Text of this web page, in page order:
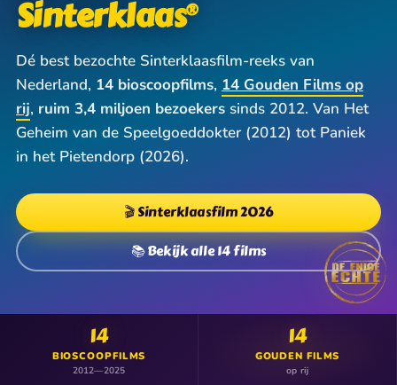
Sinterklaas®
Dé best bezochte Sinterklaasfilm-reeks van
Nederland, 14 bioscoopfilms, 14 Gouden Films op
rij, ruim 3,4 miljoen bezoekers sinds 2012. Van Het
Geheim van de Speelgoeddokter (2012) tot Paniek
in het Pietendorp (2026).
🎬 Sinterklaasfilm 2026
📚 Bekijk alle 14 films
14
BIOSCOOPFILMS
2012—2025
14
GOUDEN FILMS
op rij